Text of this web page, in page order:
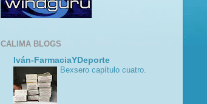
CALIMA BLOGS
Iván-FarmaciaYDeporte
Bexsero capítulo cuatro.